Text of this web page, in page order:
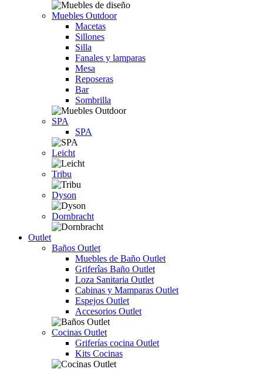
Muebles Outdoor
Macetas
Sillones
Silla
Fanales y lamparas
Mesa
Reposeras
Bar
Sombrilla
SPA
SPA
Leicht
Tribu
Dyson
Dornbracht
Outlet
Baños Outlet
Muebles de Baño Outlet
Griferîas Baño Outlet
Loza Sanitaria Outlet
Cabinas y Mamparas Outlet
Espejos Outlet
Accesorios Outlet
Cocinas Outlet
Griferías cocina Outlet
Kits Cocinas